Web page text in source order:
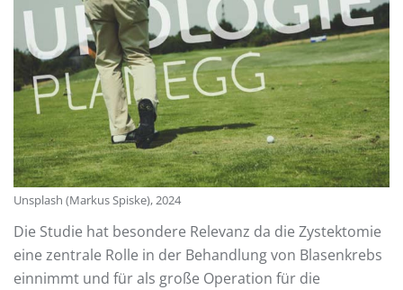
Unsplash (Markus Spiske), 2024
Die Studie hat besondere Relevanz da die Zystektomie
eine zentrale Rolle in der Behandlung von Blasenkrebs
einnimmt und für als große Operation für die